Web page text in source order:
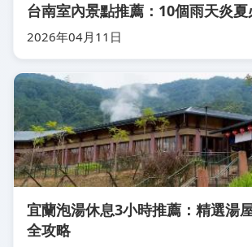
台南室內景點推薦：10個雨天炎
2026年04月11日
宜蘭泡湯休息3小時推薦：精選湯
全攻略